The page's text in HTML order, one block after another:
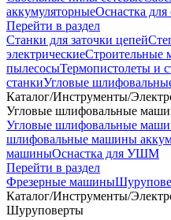
аккумуляторныеОснастка
Перейти в раздел
Станки для заточки цепей
электрическиеСтроительные
пылесосыТермопистолеты и
станкиУгловые
Каталог/Инструменты/
Угловые шлифовальные
Угловые шлифовальные
шлифовальные машины
машиныОснастка для УШМ
Перейти в раздел
Фрезерные машины
Каталог/Инструменты/
Шуруповерты